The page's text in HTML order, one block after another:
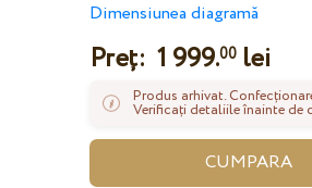
Dimensiunea diagramă
Preț:1 999.00 lei
Produs arhivat.
Verificați detaliile înainte de